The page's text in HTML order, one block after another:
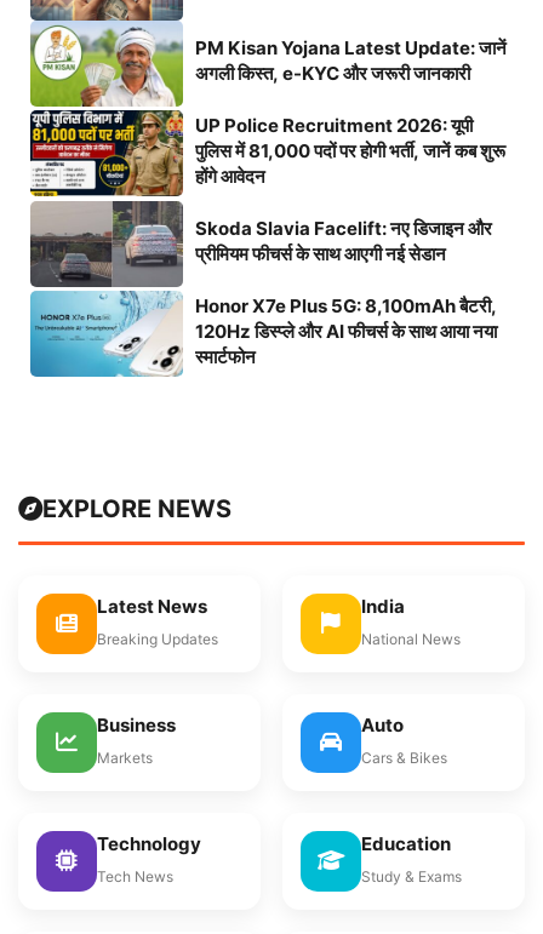
PM Kisan Yojana Latest Update: जानें
अगली किस्त, e-KYC और जरूरी जानकारी
UP Police Recruitment 2026: यूपी
पुलिस में 81,000 पदों पर होगी भर्ती, जानें कब शुरू
होंगे आवेदन
Skoda Slavia Facelift: नए डिजाइन और
प्रीमियम फीचर्स के साथ आएगी नई सेडान
Honor X7e Plus 5G: 8,100mAh बैटरी,
120Hz डिस्प्ले और AI फीचर्स के साथ आया नया
स्मार्टफोन
EXPLORE NEWS
Latest News
Breaking Updates
India
National News
Business
Markets
Auto
Cars & Bikes
Technology
Tech News
Education
Study & Exams